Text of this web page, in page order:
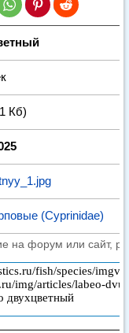
Кб)
(Cyprinidae)
на форум или сайт,